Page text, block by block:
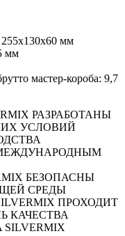
мм
мм
мастер-короба: 9,7
РАЗРАБОТАНЫ
УСЛОВИЙ
БЕЗОПАСНЫ
СРЕДЫ
ПРОХОДИТ
КАЧЕСТВА